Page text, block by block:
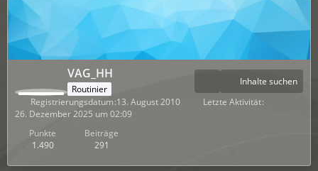
VAG_HH
Routinier
Punkte
1.490
Beiträge
291
Inhalte suchen
Registrierungsdatum 13. August 2010
Letzte Aktivität
26. Dezember 2025 um 02:09